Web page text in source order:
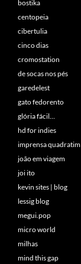
bostika
centopeia
cibertulia
cinco dias
cromostation
de socas nos pés
garedelest
gato fedorento
glória fácil…
hd for indies
imprensa quadratim
joão em viagem
joi ito
kevin sites | blog
lessig blog
megui.pop
micro world
milhas
mind this gap